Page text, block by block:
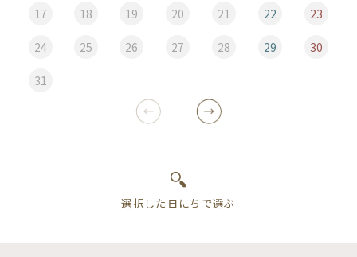
17 18 19 20 21 22 23
24 25 26 27 28 29 30
31